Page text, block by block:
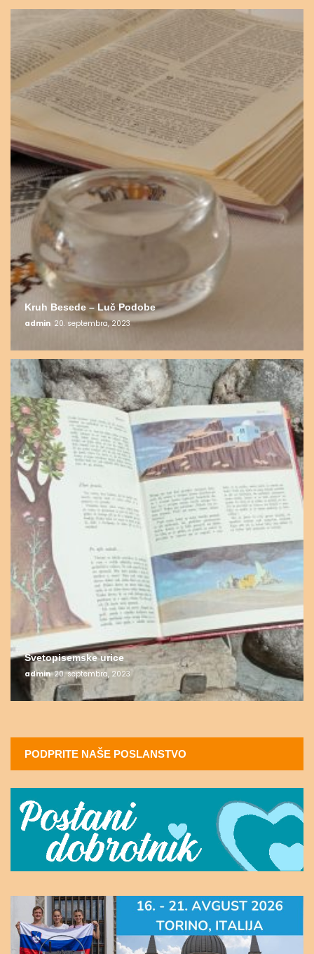
Kruh Besede – Luč Podobe
admin 20. septembra, 2023
Svetopisemske urice
admin 20. septembra, 2023
PODPRITE NAŠE POSLANSTVO